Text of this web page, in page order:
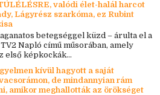
valódi élet-halál harcot
Lágyrész szarkóma, ez Rubint
betegséggel küzd – árulta el a
Napló című műsorában, amely
első képkockák...
kívül hagyott a saját
de mindannyian rám
amikor meghallották az örökséget